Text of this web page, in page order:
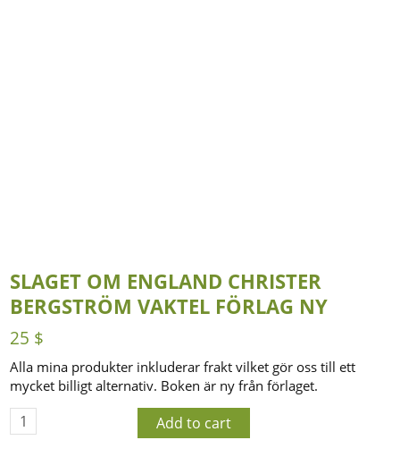
SLAGET OM ENGLAND CHRISTER
BERGSTRÖM VAKTEL FÖRLAG NY
25 $
Alla mina produkter inkluderar frakt vilket gör oss till ett
mycket billigt alternativ. Boken är ny från förlaget.
Add to cart